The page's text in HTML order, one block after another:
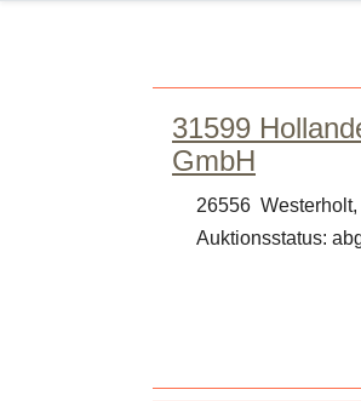
31599
GmbH
26556 Westerholt,
Auktionsstatus: